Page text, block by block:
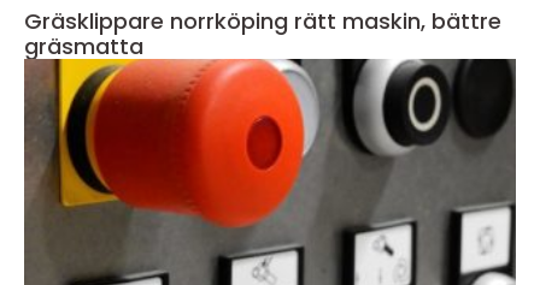
Gräsklippare norrköping rätt maskin, bättre
gräsmatta